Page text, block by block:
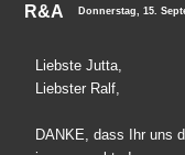
R&A Donnerstag, 15.
Liebste Jutta,
Liebster Ralf,
DANKE, dass Ihr uns